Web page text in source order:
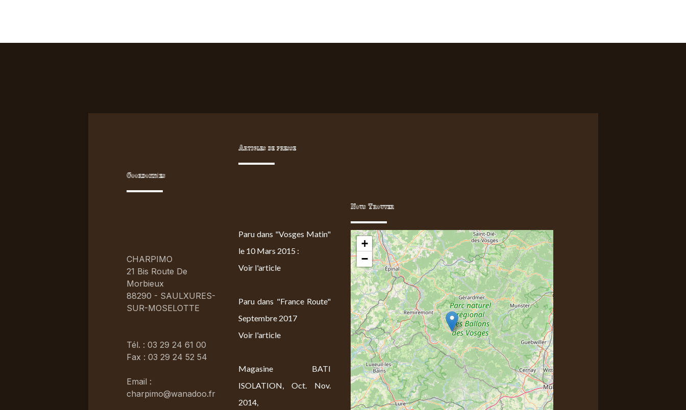
Coordonnées
CHARPIMO
21 Bis Route De
Morbieux
88290 - SAULXURES-
SUR-MOSELOTTE
Tél. : 03 29 24 61 00
Fax : 03 29 24 52 54
Email :
charpimo@wanadoo.fr
Articles de presse
Paru dans "Vosges Matin"
le 10 Mars 2015 :
Voir l'article
Paru dans "France Route"
Septembre 2017
Voir l'article
Magasine BATI
ISOLATION, Oct. Nov.
2014,
Nous Trouver
+
−